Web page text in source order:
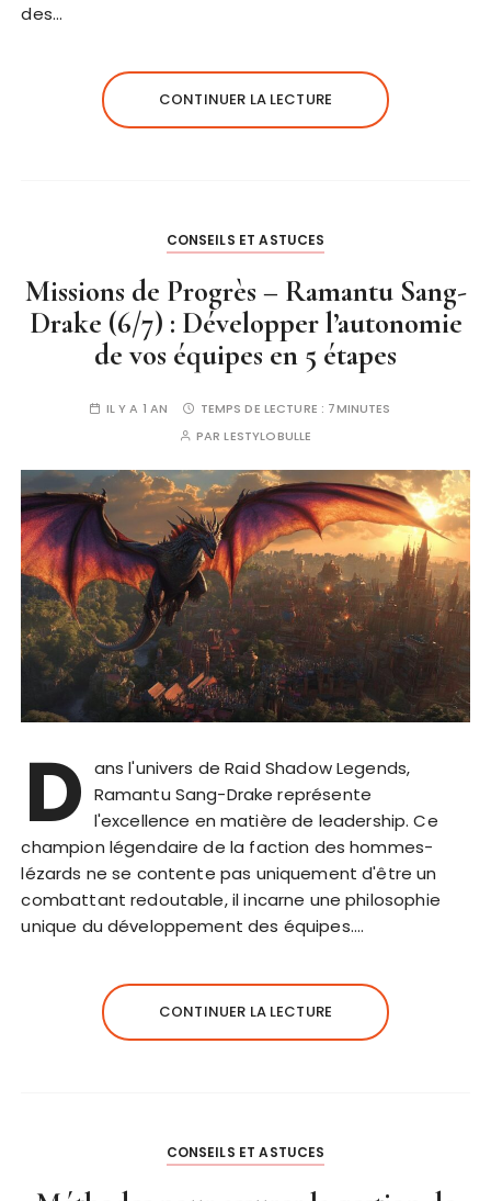
des…
CONTINUER LA LECTURE
CONSEILS ET ASTUCES
Missions de Progrès – Ramantu Sang-
Drake (6/7) : Développer l’autonomie
de vos équipes en 5 étapes
IL Y A 1 AN TEMPS DE LECTURE : 7MINUTES
PARLESTYLOBULLE
D ans l'univers de Raid Shadow Legends,
Ramantu Sang-Drake représente
l'excellence en matière de leadership. Ce
champion légendaire de la faction des hommes-
lézards ne se contente pas uniquement d'être un
combattant redoutable, il incarne une philosophie
unique du développement des équipes….
CONTINUER LA LECTURE
CONSEILS ET ASTUCES